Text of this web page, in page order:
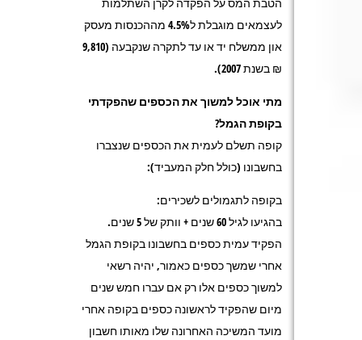
הטבת המס על הפקדה לקרן השתלמות
לעצמאים מוגבלת ל4.5% מההכנסות מעסק
און ממשלח יד או עד לתקרה שנקבעה (9,810
₪ בשנת 2007).
מתי אוכל למשוך את הכספים שהפקדתי
בקופת הגמל?
קופה תשלם לעמית את הכספים שנצברו
בחשבונו (כולל חלק המעביד):
בקופה לתגמולים לשכירים:
בהגיעו לגיל 60 שנים + וותק של 5 שנים.
הפקיד עמית כספים בחשבונו בקופת הגמל
אחרי שמשך כספים כאמור, יהיה רשאי
למשוך כספים אלו רק אם עברו חמש שנים
מיום שהפקיד לראשונה כספים בקופה אחרי
מועד המשיכה האחרונה שלו מאותו חשבון